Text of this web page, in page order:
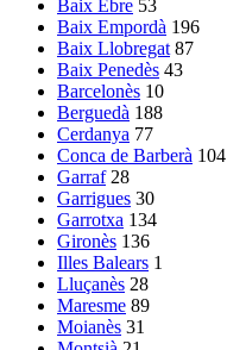
Baix Ebre 53
Baix Empordà 196
Baix Llobregat 87
Baix Penedès 43
Barcelonès 10
Berguedà 188
Cerdanya 77
Conca de Barberà 104
Garraf 28
Garrigues 30
Garrotxa 134
Gironès 136
Illes Balears 1
Lluçanès 28
Maresme 89
Moianès 31